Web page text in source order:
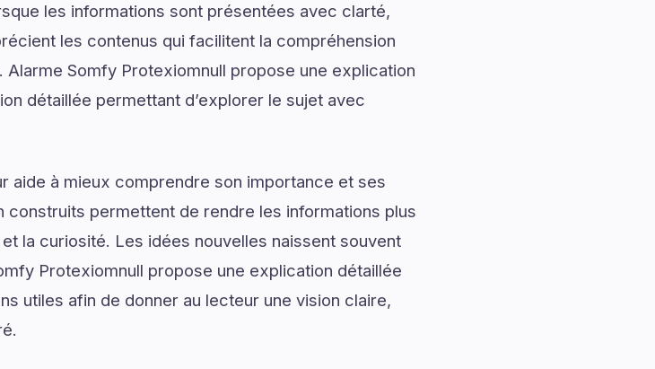
les informations sont présentées avec clarté,
les contenus qui facilitent la compréhension
Somfy Protexiomnull propose une explication
détaillée permettant d’explorer le sujet avec
aide à mieux comprendre son importance et ses
permettent de rendre les informations plus
la curiosité. Les idées nouvelles naissent souvent
Protexiomnull propose une explication détaillée
utiles afin de donner au lecteur une vision claire,